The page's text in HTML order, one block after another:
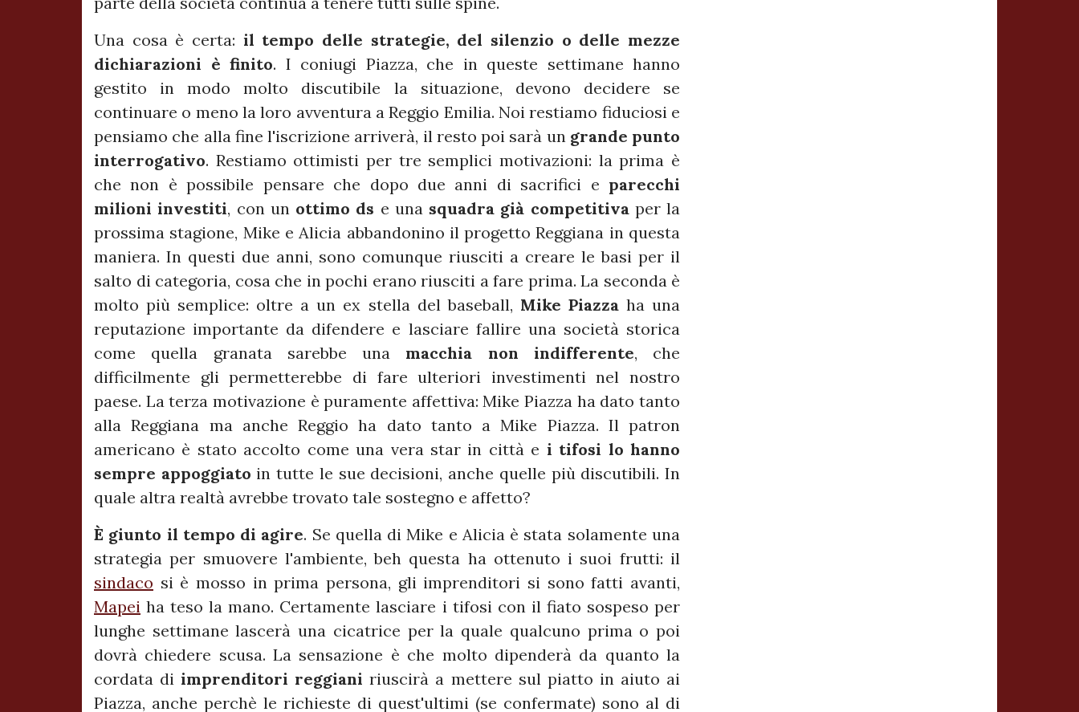
Una cosa è certa: il tempo delle strategie, del silenzio o delle mezze
dichiarazioni è finito. I coniugi Piazza, che in queste settimane hanno
gestito in modo molto discutibile la situazione, devono decidere se
continuare o meno la loro avventura a Reggio Emilia. Noi restiamo fiduciosi e
pensiamo che alla fine l'iscrizione arriverà, il resto poi sarà un grande punto
interrogativo. Restiamo ottimisti per tre semplici motivazioni: la prima è
che non è possibile pensare che dopo due anni di sacrifici e parecchi
milioni investiti, con un ottimo ds e una squadra già competitiva per la
prossima stagione, Mike e Alicia abbandonino il progetto Reggiana in questa
maniera. In questi due anni, sono comunque riusciti a creare le basi per il
salto di categoria, cosa che in pochi erano riusciti a fare prima. La seconda è
molto più semplice: oltre a un ex stella del baseball, Mike Piazzaha una
reputazione importante da difendere e lasciare fallire una società storica
come quella granata sarebbe una macchia non indifferente, che
difficilmente gli permetterebbe di fare ulteriori investimenti nel nostro
paese. La terza motivazione è puramente affettiva: Mike Piazza ha dato tanto
alla Reggiana ma anche Reggio ha dato tanto a Mike Piazza. Il patron
americano è stato accolto come una vera star in città e i tifosi lo hanno
sempre appoggiato in tutte le sue decisioni, anche quelle più discutibili. In
quale altra realtà avrebbe trovato tale sostegno e affetto?
È giunto il tempo di agire. Se quella di Mike e Alicia è stata solamente una
strategia per smuovere l'ambiente, beh questa ha ottenuto i suoi frutti: il
sindaco si è mosso in prima persona, gli imprenditori si sono fatti avanti,
Mapei ha teso la mano. Certamente lasciare i tifosi con il fiato sospeso per
lunghe settimane lascerà una cicatrice per la quale qualcuno prima o poi
dovrà chiedere scusa. La sensazione è che molto dipenderà da quanto la
cordata diimprenditori reggiani riuscirà a mettere sul piatto in aiuto ai
Piazza, anche perchè le richieste di quest'ultimi (se confermate) sono al di